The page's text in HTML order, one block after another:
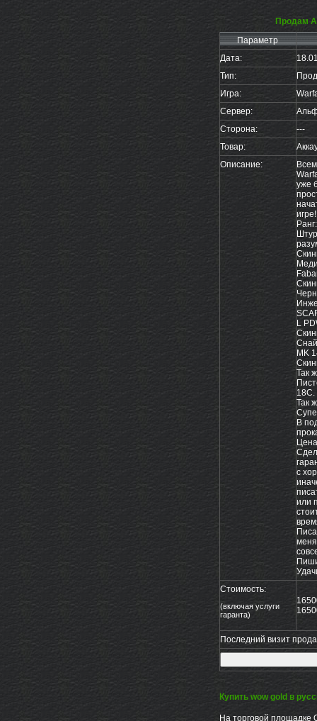
Продам
Параметр
Дата:
Тип:
Игра:
Сервер:
Сторона:
---
Товар:
Описание:
уже
L
MK
Так
18C.
Так
В
с
или
Стоимость:
(включая услуги
гаранта)
Последний визит
Купить wow gold в
На торговой площадке